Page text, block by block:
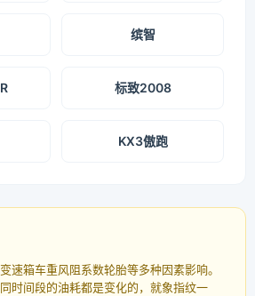
缤智
标致2008
KX3傲跑
速箱车重风阻系数轮胎等多种因素影响。
时间段的油耗都是变化的，就象指纹一